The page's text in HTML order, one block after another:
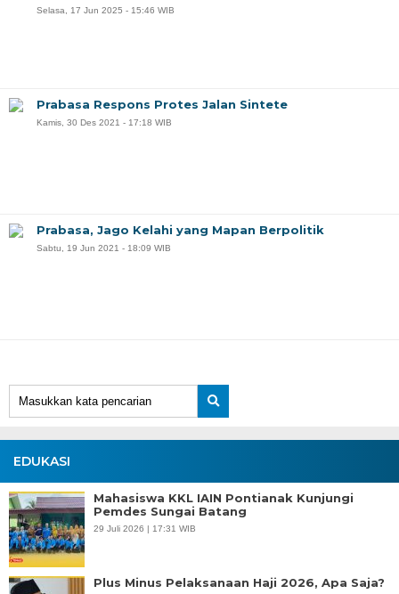
EDUKASI
Mahasiswa KKL IAIN Pontianak Kunjungi
Pemdes Sungai Batang
29 Juli 2026 | 17:31 WIB
Plus Minus Pelaksanaan Haji 2026, Apa Saja?
Selasa, 17 Jun 2025 - 15:46 WIB
Prabasa Respons Protes Jalan Sintete
Kamis, 30 Des 2021 - 17:18 WIB
Prabasa, Jago Kelahi yang Mapan Berpolitik
Sabtu, 19 Jun 2021 - 18:09 WIB